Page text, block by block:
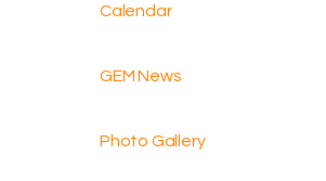
Calendar
GEM News
Photo Gallery